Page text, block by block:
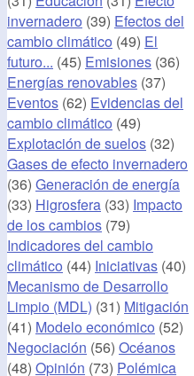
invernadero (39) Efectos del
cambio climático (49) El
futuro... (45) Emisiones (36)
Energías renovables (37)
Eventos (62) Evidencias del
cambio climático (49)
Explotación de suelos (32)
Gases de efecto invernadero
(36) Generación de energía
(33) Higrosfera (33) Impacto
de los cambios (79)
Indicadores del cambio
climático (44) Iniciativas (40)
Mecanismo de Desarrollo
Limpio (MDL) (31) Mitigación
(41) Modelo económico (52)
Negociación (56) Océanos
(48) Opinión (73) Polémica